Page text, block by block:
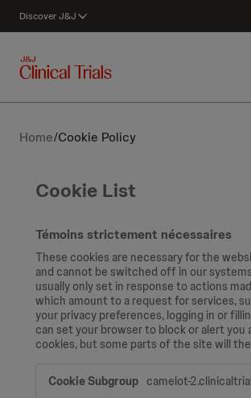
Discover J&J
Home/Cookie Policy
Cookie List
Témoins strictement nécessaires
These cookies are necessary for the
and cannot be switched off in our
usually only set in response to actions
which amount to a request for services,
your privacy preferences, logging in or
can set your browser to block or alert you
cookies, but some parts of the site will
Témoins
strictement
camelot-